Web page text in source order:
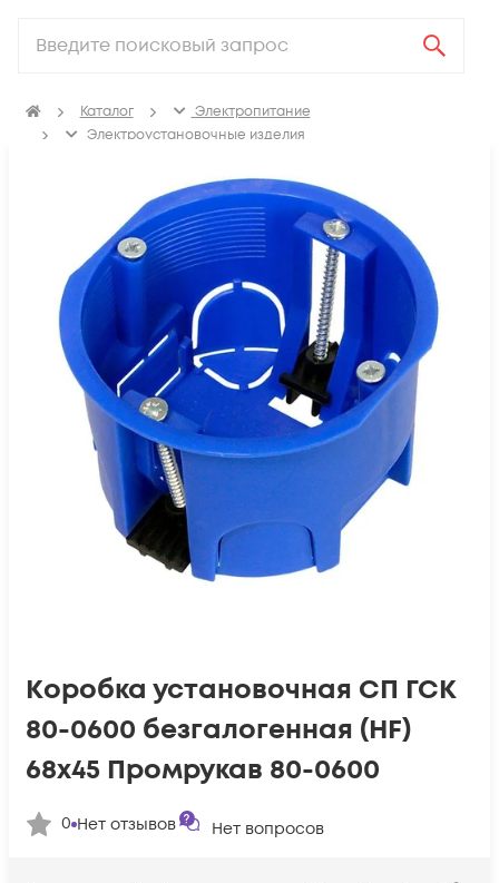
Каталог
Электропитание
Электроустановочные изделия
Коробка установочная СП ГСК
80-0600 безгалогенная (HF)
68х45 Промрукав 80-0600
0 Нет отзывов Нет вопросов